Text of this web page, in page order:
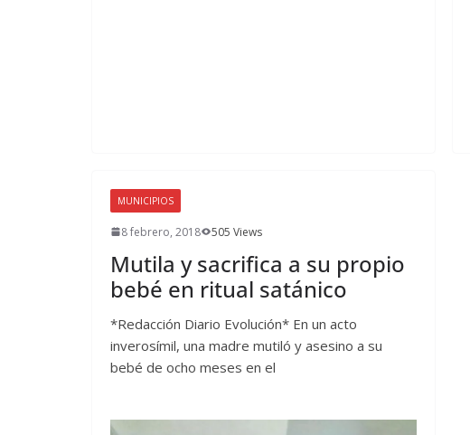
MUNICIPIOS
8 febrero, 2018 505 Views
Mutila y sacrifica a su propio
bebé en ritual satánico
*Redacción Diario Evolución* En un acto
inverosímil, una madre mutiló y asesino a su
bebé de ocho meses en el